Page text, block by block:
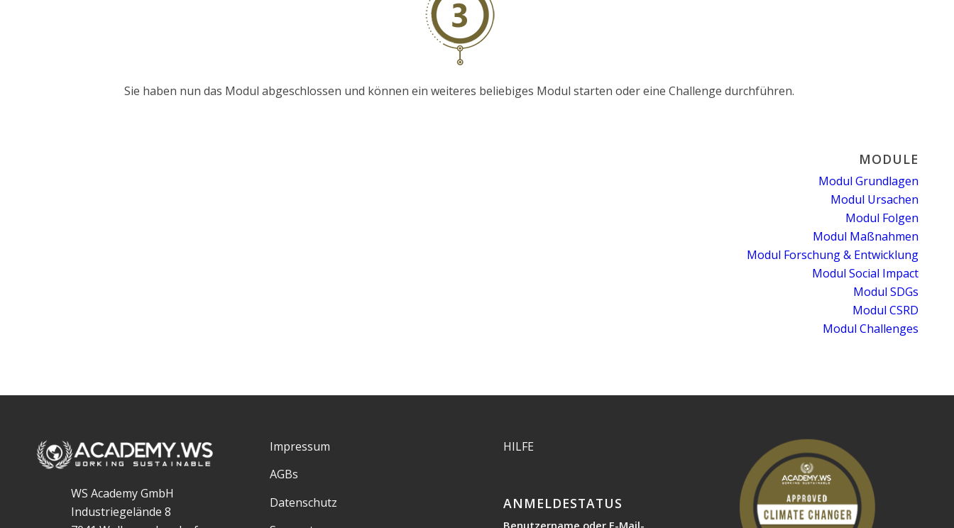
Sie haben nun das Modul abgeschlossen und können ein weiteres beliebiges Modul starten oder eine Challenge durchführen.
MODULE
Modul Grundlagen
Modul Ursachen
Modul Folgen
Modul Maßnahmen
Modul Forschung & Entwicklung
Modul Social Impact
Modul SDGs
Modul CSRD
Modul Challenges
WS Academy GmbH
Industriegelände 8
Impressum
AGBs
Datenschutz
HILFE
ANMELDESTATUS